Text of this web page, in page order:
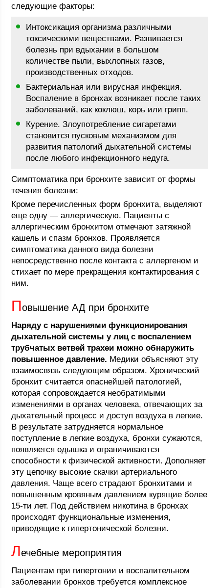
следующие факторы:
Интоксикация организма различными
токсическими веществами. Развивается
болезнь при вдыхании в большом
количестве пыли, выхлопных газов,
производственных отходов.
Бактериальная или вирусная инфекция.
Воспаление в бронхах возникает после таких
заболеваний, как коклюш, корь или грипп.
Курение. Злоупотребление сигаретами
становится пусковым механизмом для
развития патологий дыхательной системы
после любого инфекционного недуга.
Симптоматика при бронхите зависит от формы
течения болезни:
Кроме перечисленных форм бронхита, выделяют
еще одну — аллергическую. Пациенты с
аллергическим бронхитом отмечают затяжной
кашель и спазм бронхов. Проявляется
симптоматика данного вида болезни
непосредственно после контакта с аллергеном и
стихает по мере прекращения контактирования с
ним.
Повышение АД при бронхите
Наряду с нарушениями функционирования
дыхательной системы у лиц с воспалением
трубчатых ветвей трахеи можно обнаружить
повышенное давление. Медики объясняют эту
взаимосвязь следующим образом. Хронический
бронхит считается опаснейшей патологией,
которая сопровождается необратимыми
изменениями в органах человека, отвечающих за
дыхательный процесс и доступ воздуха в легкие.
В результате затрудняется нормальное
поступление в легкие воздуха, бронхи сужаются,
появляется одышка и ограничиваются
способности к физической активности. Дополняет
эту цепочку высокие скачки артериального
давления. Чаще всего страдают бронхитами и
повышенным кровяным давлением курящие более
15-ти лет. Под действием никотина в бронхах
происходят функциональные изменения,
приводящие к гипертонической болезни.
Лечебные мероприятия
Пациентам при гипертонии и воспалительном
заболевании бронхов требуется комплексное